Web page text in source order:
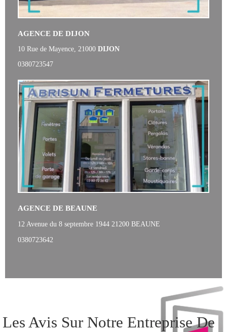
AGENCE DE DIJON
10 Rue de Mayence, 21000 DIJON
0380723547
AGENCE DE BEAUNE
12 Avenue du 8 septembre 1944 21200 BEAUNE
0380723642
Les Avis Sur Notre Entreprise De